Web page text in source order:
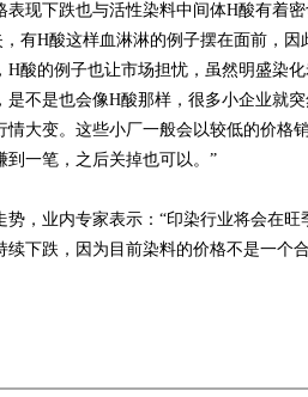
现下跌也与活性染料中间体H酸有着
有H酸这样血淋淋的例子摆在面前，因
酸的例子也让市场担忧，虽然明盛染
不是也会像H酸那样，很多小企业就
大变。这些小厂一般会以较低的价格
一笔，之后关掉也可以。”
业内专家表示：“印染行业将会在旺
下跌，因为目前染料的价格不是一个